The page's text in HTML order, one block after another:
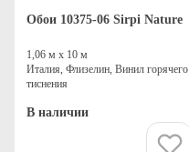
Обои 10375-06 Sirpi Nature
1,06 м х 10 м
Италия, Флизелин, Винил горячего
тиснения
В наличии